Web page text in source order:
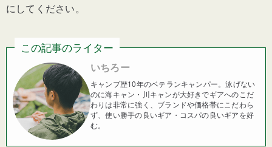
にしてください。
この記事のライター
いちろー
キャンプ歴10年のベテランキャンパー。泳げない
のに海キャン・川キャンが大好きでギアへのこだ
わりは非常に強く、ブランドや価格帯にこだわら
ず、使い勝手の良いギア・コスパの良いギアを好
む。